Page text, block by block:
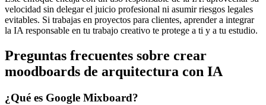
velocidad sin delegar el juicio profesional ni asumir riesgos legales
evitables. Si trabajas en proyectos para clientes, aprender a integrar
la IA responsable en tu trabajo creativo te protege a ti y a tu estudio.
Preguntas frecuentes sobre crear
moodboards de arquitectura con IA
¿Qué es Google Mixboard?